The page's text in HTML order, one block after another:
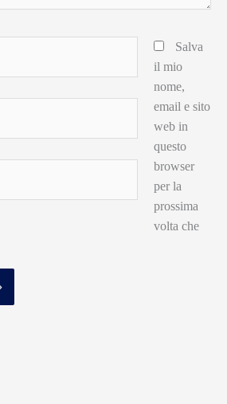
Salva
il mio
nome,
email e sito
web in
questo
browser
per la
prossima
volta che